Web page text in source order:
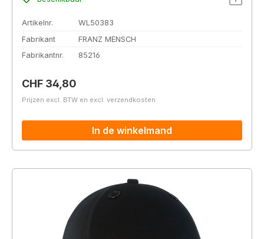
Artikelnr.
WL50383
Fabrikant
FRANZ MENSCH
Fabrikantnr.
85216
Normale prijs:
CHF 34,80
Prijzen excl. BTW en excl. verzendkosten
In de winkelmand